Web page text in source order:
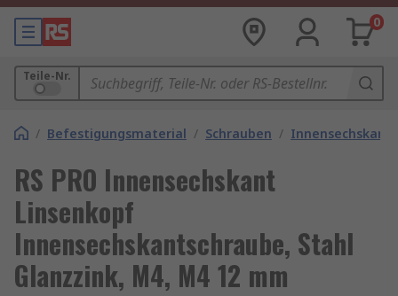
0
Teile-Nr.
/ Befestigungsmaterial / Schrauben /
RS PRO Innensechskant
Linsenkopf
Innensechskantschraube, Stahl
Glanzzink, M4, M4 12 mm